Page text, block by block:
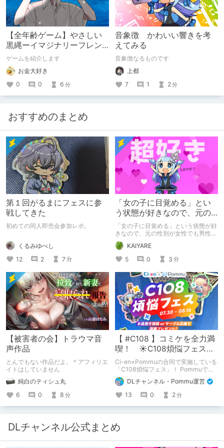
【全年齢ゲーム】やさしい
黒縄ーイマジナリーフレン
ドの「彼」と過ごすおぼん
やすみー
ゲームを紹介します
お金大好き
0
0 6 分
音象徴 かわいい響きを考
えてみる
音象徴なるものです
上都
7
1 2分
おすすめのまとめ
第１回がるまにフェスに参
戦してきた
初めての同人即売会参加レポ。
くるみゆべし
12
2 7分
「女の子に目覚める」とい
う状態が好きなので、元の
性別が女性でも男性でも問
題ない話
「女の子に目覚める」という状態が好
きなので、元の性別が女性でも男性で
も問題ない話
KAIYARE
5
0 3 分
【被害者の会】トラウマ音
声作品
とんでもない作品だよ。＊アフィリエ
イトはしていません
純白のティシュ丸
6
0 8 分
【 #C108 】コミケを全力満
喫！ ☀C108煩悩フェス☀
Pommu版のご案内
Ci-en×Pommuの合同で実施している
「C108煩悩フェス」！ Pommuでの
参加方法について、改めてこちらでも
ご案内いたします！
DLチャンネル・Pommu運営
13
0 2分
DLチャンネル公式まとめ